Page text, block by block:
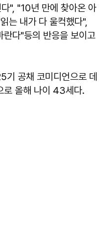
", "10년 만에 찾아온 아
는 내가 다 울컥했다",
다"등의 반응을 보이고
공채 코미디언으로 데
로 올해 나이 43세다.